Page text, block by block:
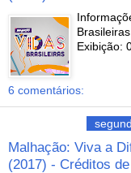
Exibição:
6 comentários:
Malhação: Viva a
(2017) - Créditos